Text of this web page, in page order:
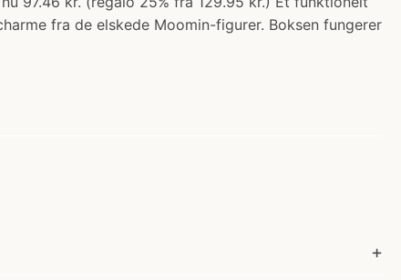
fra de elskede Moomin-figurer. Boksen fungerer